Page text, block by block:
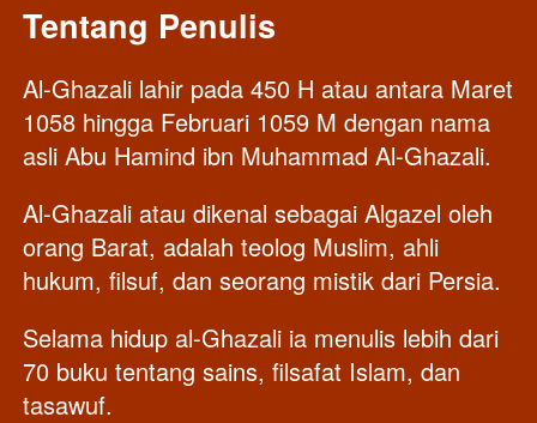
Tentang Penulis
Al-Ghazali lahir pada 450 H atau antara Maret
1058 hingga Februari 1059 M dengan nama
asli Abu Hamind ibn Muhammad Al-Ghazali.
Al-Ghazali atau dikenal sebagai Algazel oleh
orang Barat, adalah teolog Muslim, ahli
hukum, filsuf, dan seorang mistik dari Persia.
Selama hidup al-Ghazali ia menulis lebih dari
70 buku tentang sains, filsafat Islam, dan
tasawuf.